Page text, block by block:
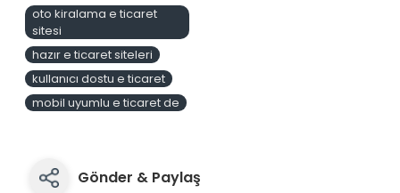
oto kiralama e ticaret
sitesi
hazır e ticaret siteleri
kullanıcı dostu e ticaret
mobil uyumlu e ticaret de
Gönder & Paylaş